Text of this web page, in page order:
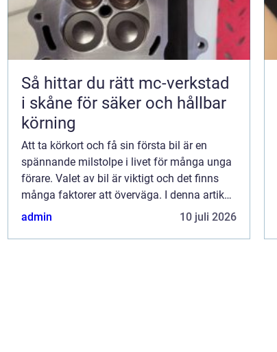
Så hittar du rätt mc-verkstad
i skåne för säker och hållbar
körning
Att ta körkort och få sin första bil är en
spännande milstolpe i livet för många unga
förare. Valet av bil är viktigt och det finns
många faktorer att överväga. I denna artikel
kommer vi ...
admin 10 juli 2026